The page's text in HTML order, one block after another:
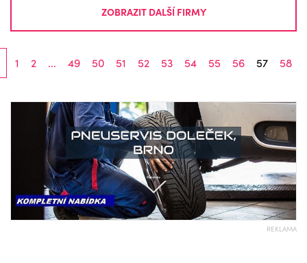
ZOBRAZIT DALŠÍ FIRMY
1 2 ... 49 50 51 52 53 54 55 56 57 58
REKLAMA